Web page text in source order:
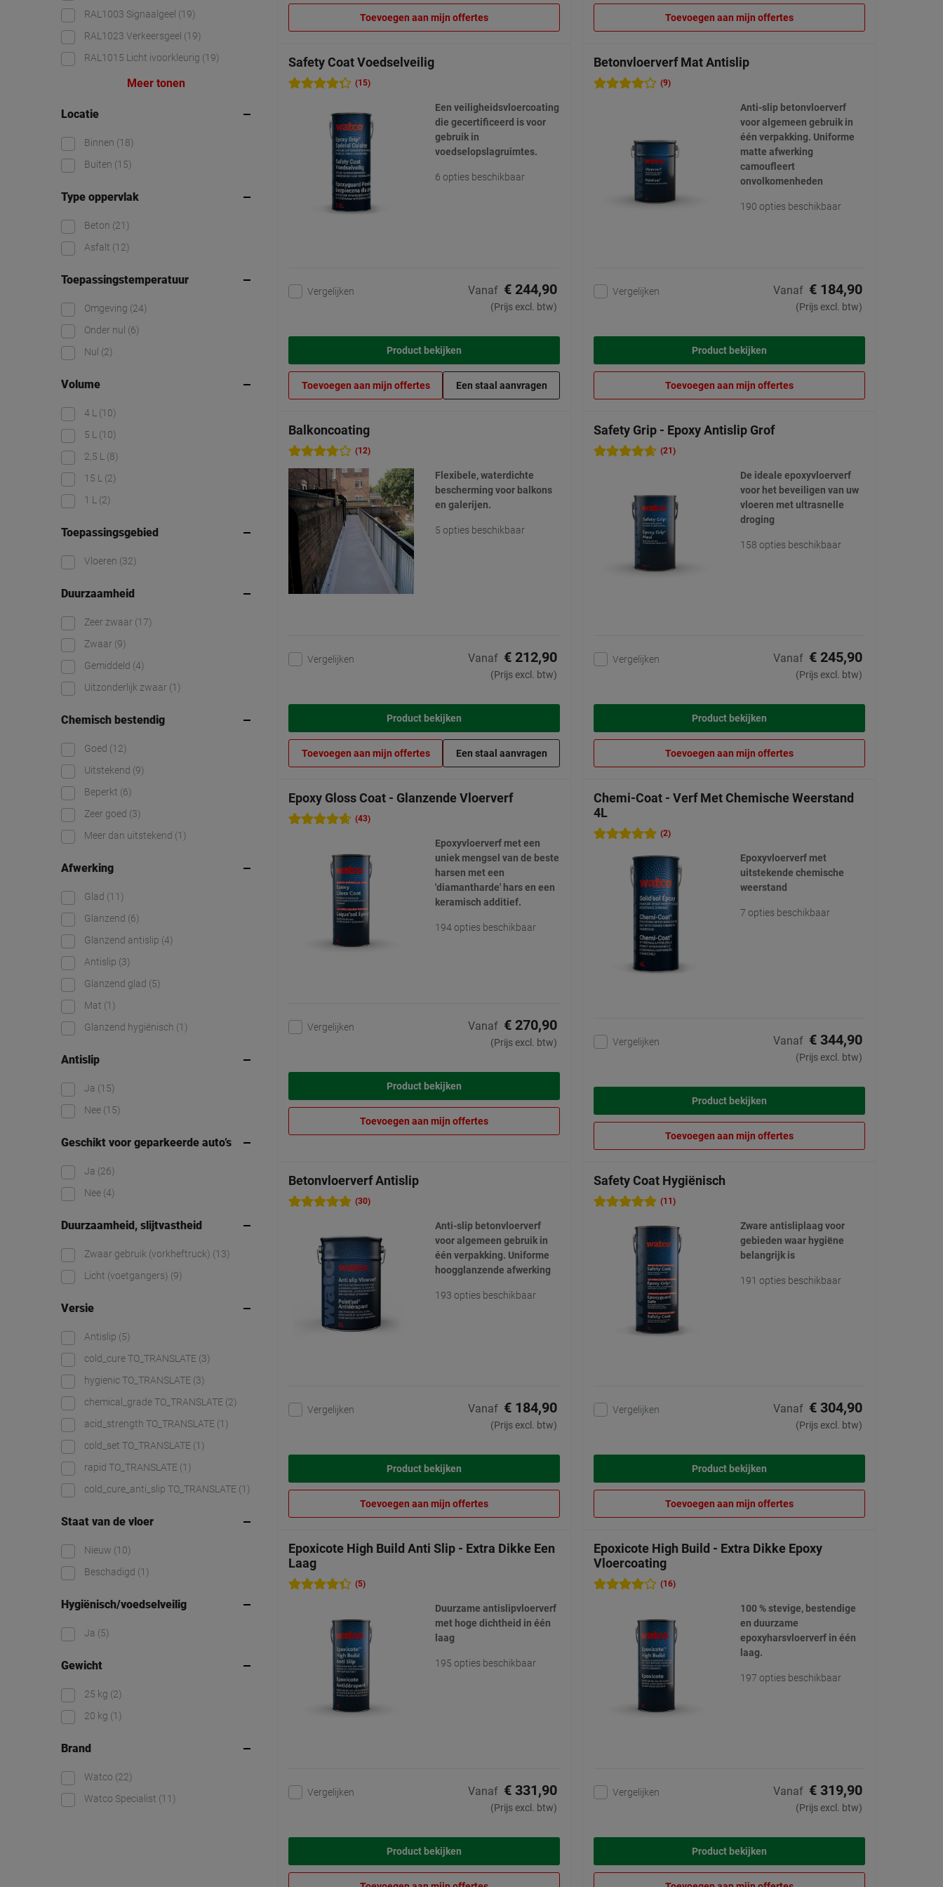
RAL1003 Signaalgeel (19)
RAL1023 Verkeersgeel (19)
RAL1015 Licht ivoorkleurig (19)
Meer tonen
Locatie
Binnen (18)
Buiten (15)
Type oppervlak
Beton (21)
Asfalt (12)
Toepassingstemperatuur
Omgeving (24)
Onder nul (6)
Nul (2)
Volume
4 L (10)
5 L (10)
2,5 L (8)
15 L (2)
1 L (2)
Toepassingsgebied
Vloeren (32)
Duurzaamheid
Zeer zwaar (17)
Zwaar (9)
Gemiddeld (4)
Uitzonderlijk zwaar (1)
Chemisch bestendig
Goed (12)
Uitstekend (9)
Beperkt (6)
Zeer goed (3)
Meer dan uitstekend (1)
Afwerking
Glad (11)
Glanzend (6)
Glanzend antislip (4)
Antislip (3)
Glanzend glad (5)
Mat (1)
Glanzend hygiënisch (1)
Antislip
Ja (15)
Nee (15)
Geschikt voor geparkeerde auto’s
Ja (26)
Nee (4)
Duurzaamheid, slijtvastheid
Zwaar gebruik (vorkheftruck) (13)
Licht (voetgangers) (9)
Versie
Antislip (5)
cold_cure TO_TRANSLATE (3)
hygienic TO_TRANSLATE (3)
chemical_grade TO_TRANSLATE (2)
acid_strength TO_TRANSLATE (1)
cold_set TO_TRANSLATE (1)
rapid TO_TRANSLATE (1)
cold_cure_anti_slip TO_TRANSLATE (1)
Staat van de vloer
Nieuw (10)
Beschadigd (1)
Hygiënisch/voedselveilig
Ja (5)
Gewicht
25 kg (2)
20 kg (1)
Brand
Watco (22)
Watco Specialist (11)
Toevoegen aan mijn offertes Toevoegen aan mijn offertes
Safety Coat Voedselveilig
(15)
Een veiligheidsvloercoating
die gecertificeerd is voor
gebruik in
voedselopslagruimtes.
6 opties beschikbaar
Vergelijken Vanaf € 244,90
(Prijs excl. btw)
Product bekijken
Toevoegen aan mijn offertes Een staal aanvragen
Betonvloerverf Mat Antislip
(9)
Anti-slip betonvloerverf
voor algemeen gebruik in
één verpakking. Uniforme
matte afwerking
camoufleert
onvolkomenheden
190 opties beschikbaar
Vergelijken Vanaf € 184,90
(Prijs excl. btw)
Product bekijken
Toevoegen aan mijn offertes
Balkoncoating
(12)
Flexibele, waterdichte
bescherming voor balkons
en galerijen.
5 opties beschikbaar
Vergelijken Vanaf € 212,90
(Prijs excl. btw)
Product bekijken
Toevoegen aan mijn offertes Een staal aanvragen
Safety Grip - Epoxy Antislip Grof
(21)
De ideale epoxyvloerverf
voor het beveiligen van uw
vloeren met ultrasnelle
droging
158 opties beschikbaar
Vergelijken Vanaf € 245,90
(Prijs excl. btw)
Product bekijken
Toevoegen aan mijn offertes
Epoxy Gloss Coat - Glanzende Vloerverf
(43)
Epoxyvloerverf met een
uniek mengsel van de beste
harsen met een
'diamantharde' hars en een
keramisch additief.
194 opties beschikbaar
Vergelijken Vanaf € 270,90
(Prijs excl. btw)
Product bekijken
Toevoegen aan mijn offertes
Chemi-Coat - Verf Met Chemische Weerstand
4L
(2)
Epoxyvloerverf met
uitstekende chemische
weerstand
7 opties beschikbaar
Vergelijken Vanaf € 344,90
(Prijs excl. btw)
Product bekijken
Toevoegen aan mijn offertes
Betonvloerverf Antislip
(30)
Anti-slip betonvloerverf
voor algemeen gebruik in
één verpakking. Uniforme
hoogglanzende afwerking
193 opties beschikbaar
Vergelijken Vanaf € 184,90
(Prijs excl. btw)
Product bekijken
Toevoegen aan mijn offertes
Safety Coat Hygiënisch
(11)
Zware antisliplaag voor
gebieden waar hygiëne
belangrijk is
191 opties beschikbaar
Vergelijken Vanaf € 304,90
(Prijs excl. btw)
Product bekijken
Toevoegen aan mijn offertes
Epoxicote High Build Anti Slip - Extra Dikke Een
Laag
(5)
Duurzame antislipvloerverf
met hoge dichtheid in één
laag
195 opties beschikbaar
Vergelijken Vanaf € 331,90
(Prijs excl. btw)
Product bekijken
Epoxicote High Build - Extra Dikke Epoxy
Vloercoating
(16)
100 % stevige, bestendige
en duurzame
epoxyharsvloerverf in één
laag.
197 opties beschikbaar
Vergelijken Vanaf € 319,90
(Prijs excl. btw)
Product bekijken